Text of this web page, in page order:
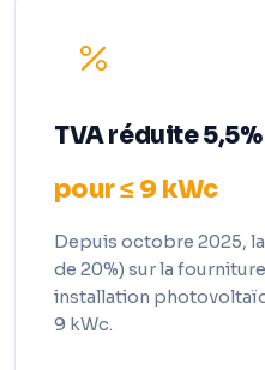
TVA réduite 5,5%
pour ≤ 9 kWc
Depuis octobre 2025, la
de 20%) sur la
installation
9 kWc.